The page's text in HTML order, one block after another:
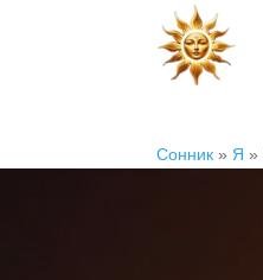
Сонник » Я »